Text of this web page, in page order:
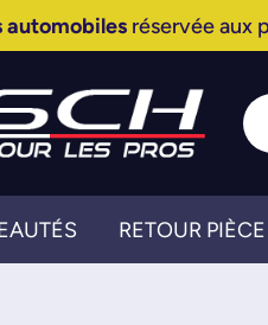
automobilesréservée aux
RETOUR PIÈCE